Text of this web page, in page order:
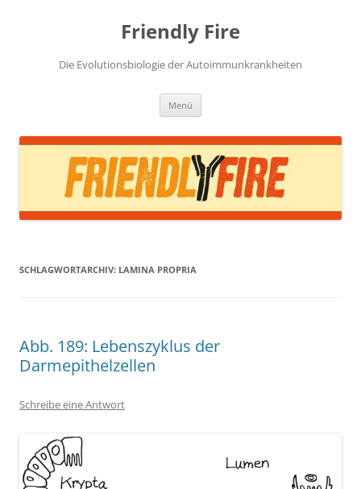
Friendly Fire
Die Evolutionsbiologie der Autoimmunkrankheiten
Menü
SCHLAGWORTARCHIV: LAMINA PROPRIA
Abb. 189: Lebenszyklus der
Darmepithelzellen
Schreibe eine Antwort